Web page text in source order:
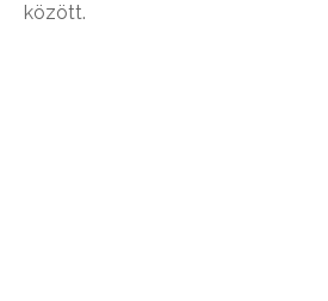
között.